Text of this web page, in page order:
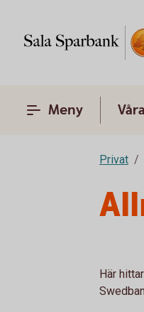
Meny
Privat
Här